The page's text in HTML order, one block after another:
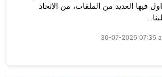
فيها العديد من الملفات، من الاتحاد
30-07-2026 07:36